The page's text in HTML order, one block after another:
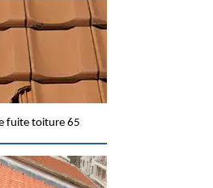
fuite toiture 65